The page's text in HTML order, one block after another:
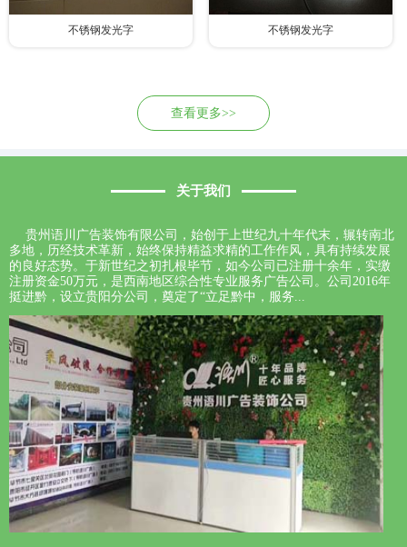
不锈钢发光字 不锈钢发光字
查看更多>>
关于我们
贵州语川广告装饰有限公司，始创于上世纪九十年代末，辗转南北
多地，历经技术革新，始终保持精益求精的工作作风，具有持续发展
的良好态势。于新世纪之初扎根毕节，如今公司已注册十余年，实缴
注册资金50万元，是西南地区综合性专业服务广告公司。公司2016年
挺进黔，设立贵阳分公司，奠定了“立足黔中，服务...